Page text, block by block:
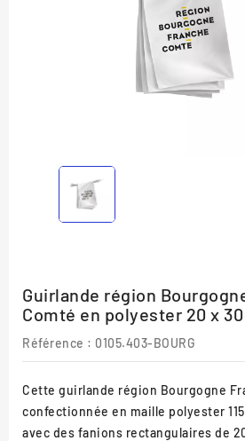
Guirlande région
Comté en polyester 20 x
Référence : 0105.403-BOURG
Cette guirlande région Bourgogne
confectionnée en maille polyester
avec des fanions rectangulaires de